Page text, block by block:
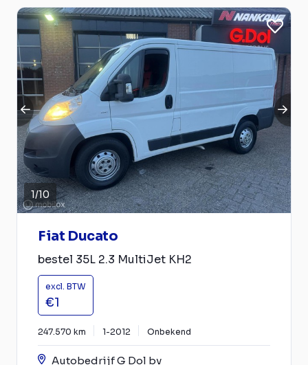
1/10
Fiat Ducato
bestel 35L 2.3 MultiJet KH2
excl. BTW
€1
247.570 km 1-2012 Onbekend
Autobedrijf G Dol bv